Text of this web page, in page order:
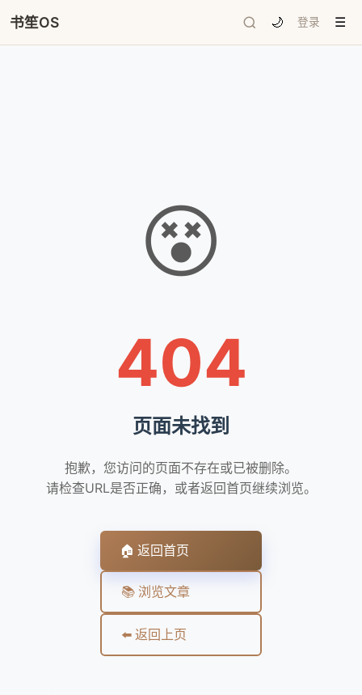
书笙OS 🌙 登录 ☰
😵
404
页面未找到
抱歉，您访问的页面不存在或已被删除。
请检查URL是否正确，或者返回首页继续浏览。
🏠 返回首页
📚 浏览文章
⬅️ 返回上页